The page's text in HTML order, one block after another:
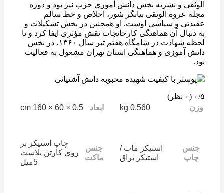
الوثقی و نشریه بخش دانش آموزی حزب نیز بود و دوره
مجله عروه الوثقی بیانگر شور، اخلاص و خط سالم
عقیدتی و سیاسی اوست. او همچنین در بخش تشکیلات و
به دنبال آن هماهنگی کارخانجات نقش مؤثری ایفا کرد و تا
لحظه شهادت در شامگاه هفتم تیر سال ۱۳۶۰، در بخش
دانش آموزی و هماهنگی استان تهران مشغول به فعالیت
بود.
‫۰/۵ ‫(۰ نظر)
وزن
0.560 kg ابعاد 0.5 × 60 × 160 cm
جنس
چاپ
استیکر مات /
استیکر براق
جنس
ماکت
چاپ استیکر بر
روی کارتن پلاست
5میل